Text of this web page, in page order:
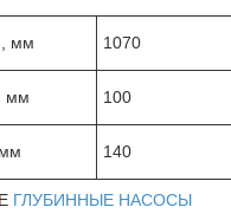
мм 1070
мм 100
140
ГЛУБИННЫЕ НАСОСЫ